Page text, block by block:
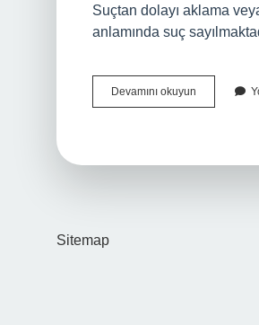
Suçtan dolayı aklama
anlamında suç
Devamını okuyun
Para
Sitemap